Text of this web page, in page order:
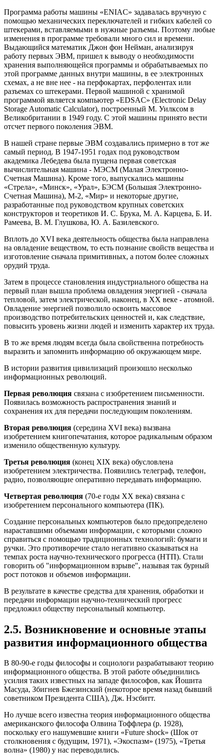
Программа работы машины «ENIAC» задавалась вручную с
помощью механических переключателей и гибких кабелей со
штекерами, вставляемыми в нужные разъемы. Поэтому любые
изменения в программе требовали много сил и времени.
Выдающийся математик Джон фон Нейман, анализируя
работу первых ЭВМ, пришел к выводу о необходимости
хранения выполняющейся программы и обрабатываемых по
этой программе данных внутри машины, в ее электронных
схемах, а не вне нее - на перфокартах, перфолентах или
разъемах со штекерами. Первой машиной с хранимой
программой является компьютер «EDSAC» (Electronic Delay
Storage Automatic Calculator), построенный М. Уилксом в
Великобритании в 1949 году. С этой машины принято вести
отсчет первого поколения ЭВМ.
В нашей стране первые ЭВМ создавались примерно в тот же
самый период. В 1947-1951 годах под руководством
академика Лебедева была пущена первая советская
вычислительная машина - МЭСМ (Малая Электронно-
Счетная Машина). Кроме того, выпускались машины
«Стрела», «Минск», «Урал», БЭСМ (Большая Электронно-
Счетная Машина), М-2, «Мир» и некоторые другие,
разработанные под руководством крупных советских
конструкторов и теоретиков И. С. Брука, М. А. Карцева, Б. И.
Рамеева, В. М. Глушкова, Ю. А. Базилевского.
Вплоть до XVI века деятельность общества была направлена
на овладение веществом, то есть познание свойств вещества и
изготовление сначала примитивных, а потом более сложных
орудий труда.
Затем в процессе становления индустриального общества на
первый план вышла проблема овладения энергией - сначала
тепловой, затем электрической, наконец, в XX веке - атомной.
Овладение энергией позволило освоить массовое
производство потребительских ценностей и, как следствие,
повысить уровень жизни людей и изменить характер их труда.
В то же время людям всегда была свойственна потребность
выразить и запомнить информацию об окружающем мире.
В истории развития цивилизаций произошло несколько
информационных революций.
Первая революция связана с изобретением письменности.
Появилась возможность распространения знаний и
сохранения их для передачи последующим поколениям.
Вторая революция (середина XVI века) вызвана
изобретением книгопечатания, которое радикальным образом
изменило общественную культуру.
Третья революция (конец XIX века) обусловлена
изобретением электричества. Появились телеграф, телефон,
радио, позволяющие оперативно передавать информацию.
Четвертая революция (70-е годы XX века) связана с
изобретением персонального компьютера (ПК).
Создание персональных компьютеров было предопределено
нараставшими объемами информации, с которыми сложно
справиться с помощью традиционных технологий: бумаги и
ручки. Это противоречие стало негативно сказываться на
темпах роста научно-технического прогресса (НТП). Стали
говорить об "информационном взрыве", называя так бурный
рост потоков и объемов информации.
В результате в качестве средства для хранения, обработки и
передачи информации научно-технический прогресс
предложил обществу персональный компьютер.
2.5. Возникновение и основные этапы
развития информационного общества
В 80-90-е годы философы и социологи разрабатывают теорию
информационного общества. В этой работе объединились
усилия таких известных на западе философов, как Йошита
Масуда, Збигнев Бжезинский (некоторое время назад бывший
советником Президента США), Дж. Нэсбитт.
Но лучше всего известна теория информационного общества
американского философа Олвина Тоффлера (р. 1928),
поскольку его нашумевшие книги «Future shock» (Шок от
столкновения с будущим, 1971), «Экоспазм» (1975), «Третья
волна» (1980) у нас переводились.